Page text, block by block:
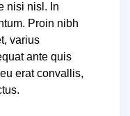
nisi nisl. In
Proin nibh
varius
ante quis
erat convallis,